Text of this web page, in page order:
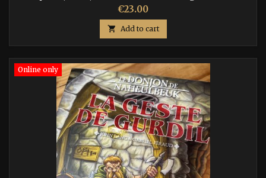
recevrez en + 3 marques pages qui vous sauveront la vie, la
"pièce d'or", et un set de 3 dés spéciaux… ISBN :
9791092700114
Price
€23.00
 Add to cart
Online only